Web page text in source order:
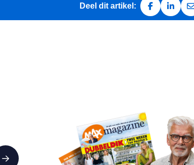
Deel dit artikel:
Deel opDeel